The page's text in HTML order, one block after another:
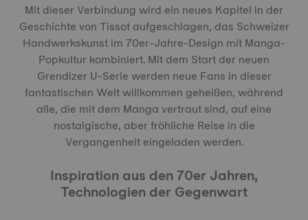
Mit dieser Verbindung wird ein neues Kapitel in der
Geschichte von Tissot aufgeschlagen, das Schweizer
Handwerkskunst im 70er-Jahre-Design mit Manga-
Popkultur kombiniert. Mit dem Start der neuen
Grendizer U-Serie werden neue Fans in dieser
fantastischen Welt willkommen geheißen, während
alle, die mit dem Manga vertraut sind, auf eine
nostalgische, aber fröhliche Reise in die
Vergangenheit eingeladen werden.
Inspiration aus den 70er Jahren,
Technologien der Gegenwart